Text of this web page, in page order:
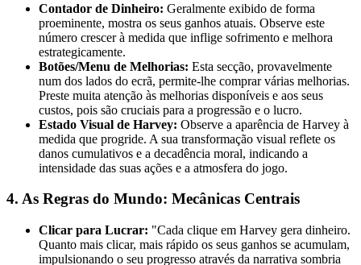
Contador de Dinheiro: Geralmente exibido de forma
proeminente, mostra os seus ganhos atuais. Observe este
número crescer à medida que inflige sofrimento e melhora
estrategicamente.
Botões/Menu de Melhorias: Esta secção, provavelmente
num dos lados do ecrã, permite-lhe comprar várias melhorias.
Preste muita atenção às melhorias disponíveis e aos seus
custos, pois são cruciais para a progressão e o lucro.
Estado Visual de Harvey: Observe a aparência de Harvey à
medida que progride. A sua transformação visual reflete os
danos cumulativos e a decadência moral, indicando a
intensidade das suas ações e a atmosfera do jogo.
4. As Regras do Mundo: Mecânicas Centrais
Clicar para Lucrar: "Cada clique em Harvey gera dinheiro.
Quanto mais clicar, mais rápido os seus ganhos se acumulam,
impulsionando o seu progresso através da narrativa sombria